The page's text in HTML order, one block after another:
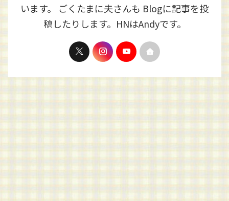
います。 ごくたまに夫さんも Blogに記事を投
稿したりします。HNはAndyです。